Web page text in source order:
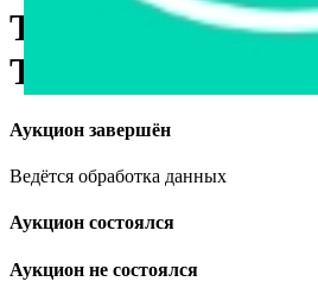
Тележка
Toyota LPE240
Аукцион завершён
Ведётся обработка данных
Аукцион состоялся
Аукцион не состоялся